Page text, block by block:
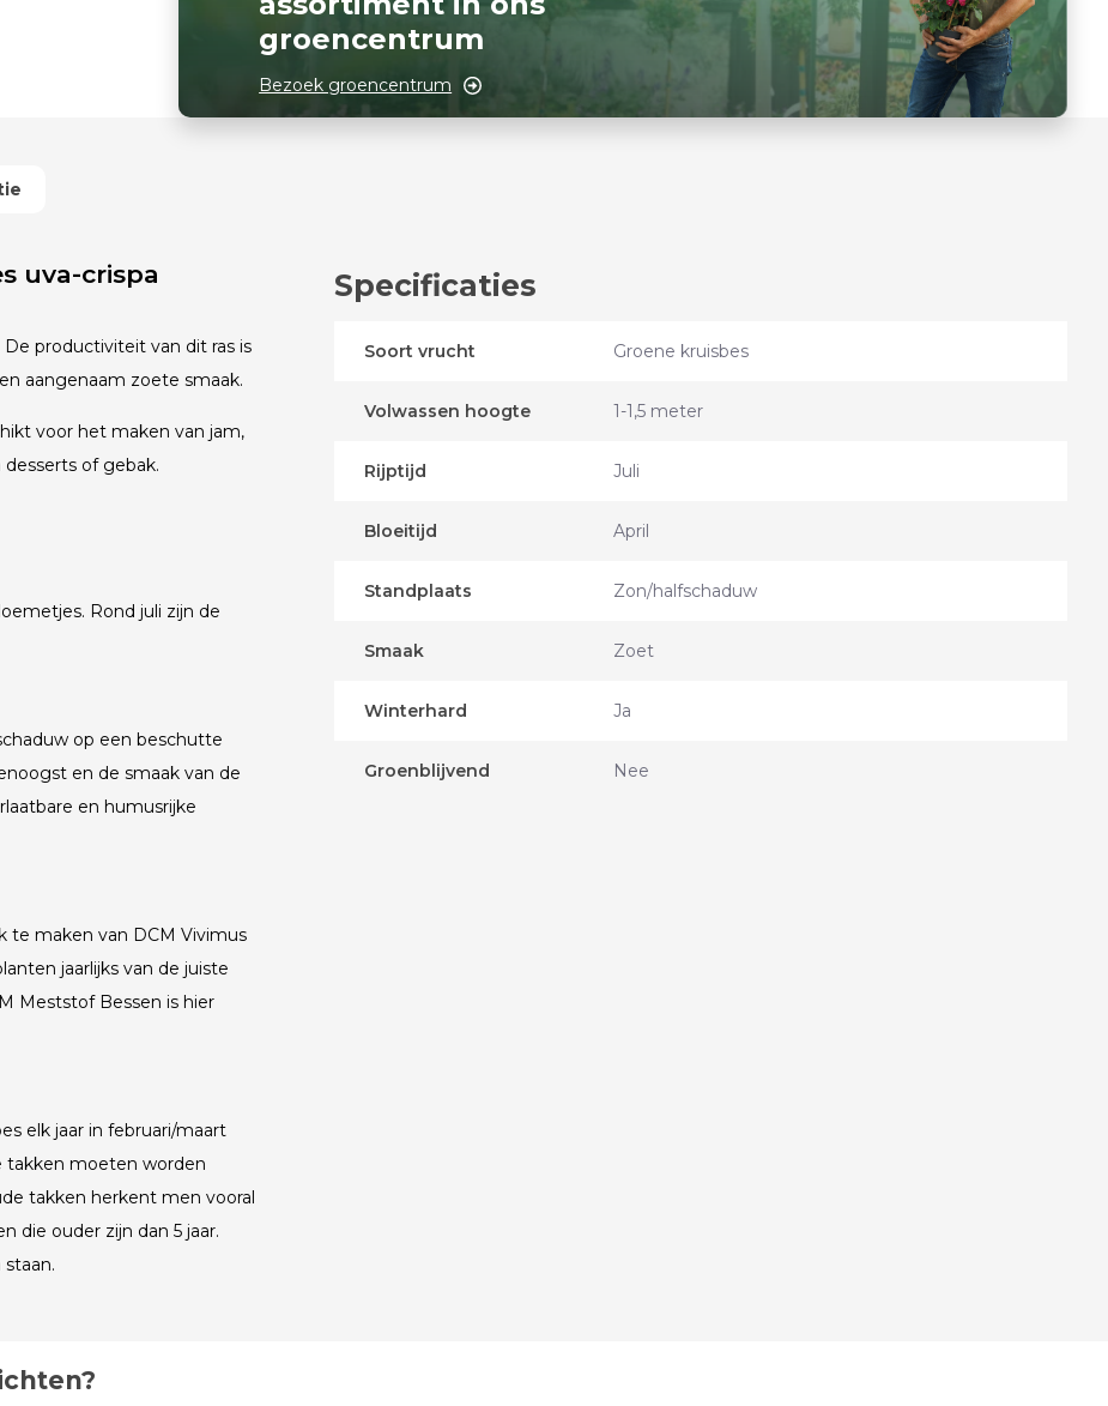
groencentrum
Bezoek groencentrum
uva-crispa
De productiviteit van dit ras is
aangenaam zoete smaak.
voor het maken van jam,
of gebak.
Rond juli zijn de
op een beschutte
en de smaak van de
en humusrijke
te maken van DCM Vivimus
jaarlijks van de juiste
Meststof Bessen is hier
elk jaar in februari/maart
takken moeten worden
takken herkent men vooral
die ouder zijn dan 5 jaar.
Specificaties
Soort vrucht Groene kruisbes
Volwassen hoogte 1-1,5 meter
Rijptijd Juli
Bloeitijd April
Standplaats Zon/halfschaduw
Smaak Zoet
Winterhard Ja
Groenblijvend Nee